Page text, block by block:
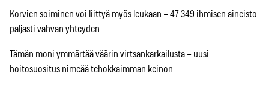
Korvien soiminen voi liittyä myös leukaan – 47 349 ihmisen aineisto
paljasti vahvan yhteyden
Tämän moni ymmärtää väärin virtsankarkailusta – uusi
hoitosuositus nimeää tehokkaimman keinon